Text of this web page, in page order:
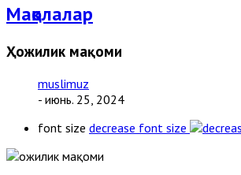
Мақолалар
Ҳожилик мақоми
muslimuz
- июнь. 25, 2024
font size decrease font size